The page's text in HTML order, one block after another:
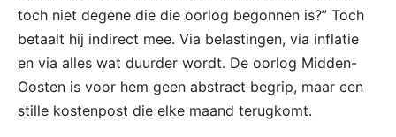
toch niet degene die die oorlog begonnen is?” Toch
betaalt hij indirect mee. Via belastingen, via inflatie
en via alles wat duurder wordt. De oorlog Midden-
Oosten is voor hem geen abstract begrip, maar een
stille kostenpost die elke maand terugkomt.